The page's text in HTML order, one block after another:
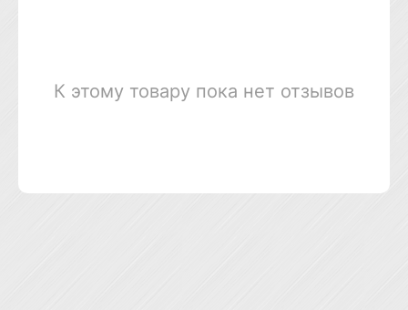
К этому товару пока нет отзывов